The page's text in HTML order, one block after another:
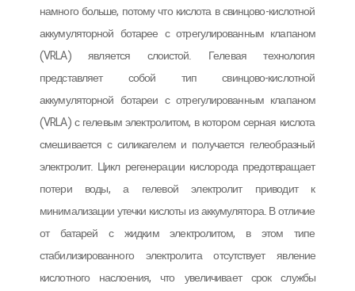
намного больше, потому что кислота в свинцово-кислотной
аккумуляторной ботарее с отрегулированным клапаном
(VRLA) является слоистой. Гелевая технология
представляет собой тип свинцово-кислотной
аккумуляторной ботареи с отрегулированным клапаном
(VRLA) с гелевым электролитом, в котором серная кислота
смешивается с силикагелем и получается гелеобразный
электролит. Цикл регенерации кислорода предотвращает
потери воды, а гелевой электролит приводит к
минимализации утечки кислоты из аккумулятора. В отличие
от батарей с жидким электролитом, в этом типе
стабилизированного электролита отсутствует явление
кислотного наслоения, что увеличивает срок службы